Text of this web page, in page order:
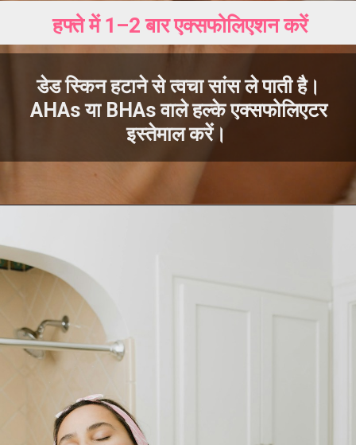
हफ्ते में 1–2 बार एक्सफोलिएशन करें
डेड स्किन हटाने से त्वचा सांस ले पाती है।
AHAs या BHAs वाले हल्के एक्सफोलिएटर
इस्तेमाल करें।